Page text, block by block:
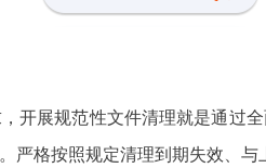
开展规范性文件清理就是通过
格按照规定清理到期失效、与